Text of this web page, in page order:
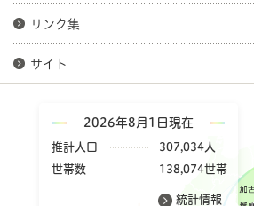
リンク集
サイト
2026年8月1日現在
推計人口
307,034人
世帯数
138,074世帯
統計情報